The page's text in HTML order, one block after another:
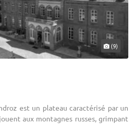
(9)
est un plateau caractérisé par un
aux montagnes russes, grimpant